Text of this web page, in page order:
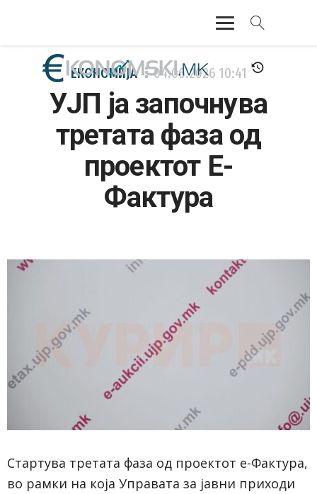
АКТУЕЛНО
ЕКОНОМИЈА
ФИНАНСИИ
БАНКАРСТВО
ЕКОНОМИЈА 04.06.2026 10:41
УЈП ја започнува
третата фаза од
проектот Е-
Фактура
Стартува третата фаза од проектот е-Фактура,
во рамки на која Управата за јавни приходи